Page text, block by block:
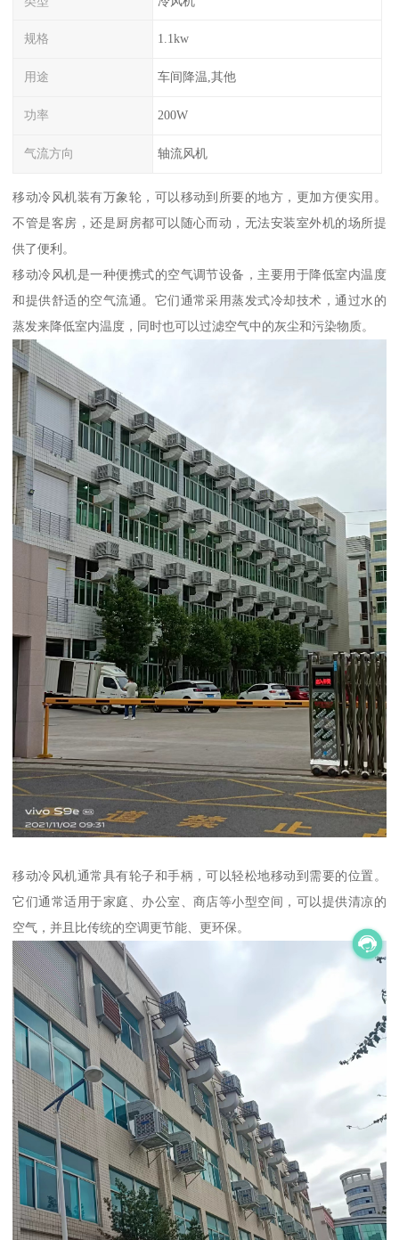
规格 1.1kw
用途 车间降温,其他
功率 200W
气流方向 轴流风机
移动冷风机装有万象轮，可以移动到所要的地方，更加方便实用。
不管是客房，还是厨房都可以随心而动，无法安装室外机的场所提
供了便利。
移动冷风机是一种便携式的空气调节设备，主要用于降低室内温度
和提供舒适的空气流通。它们通常采用蒸发式冷却技术，通过水的
蒸发来降低室内温度，同时也可以过滤空气中的灰尘和污染物质。
移动冷风机通常具有轮子和手柄，可以轻松地移动到需要的位置。
它们通常适用于家庭、办公室、商店等小型空间，可以提供清凉的
空气，并且比传统的空调更节能、更环保。